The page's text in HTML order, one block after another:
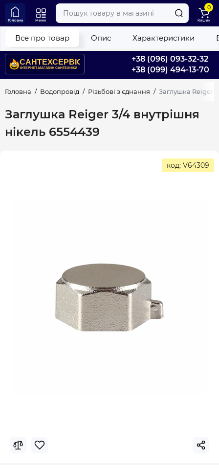
+38 (096) 093-32-32
+38 (099) 494-13-70
Головна Меню
0
Кошик
Головна Водопровід Різьбові з'єднання Заглушка Reiger
Заглушка Reiger 3/4 внутрішня
нікель 6554439
Все про товар Опис Характеристики
код: V64309